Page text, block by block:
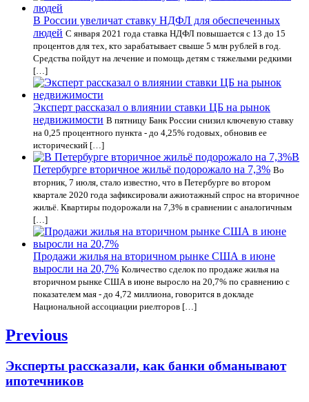
В России увеличат ставку НДФЛ для обеспеченных
людей С января 2021 года ставка НДФЛ повышается с 13 до 15
процентов для тех, кто зарабатывает свыше 5 млн рублей в год.
Средства пойдут на лечение и помощь детям с тяжелыми редкими
[…]
Эксперт рассказал о влиянии ставки ЦБ на рынок
недвижимости В пятницу Банк России снизил ключевую ставку
на 0,25 процентного пункта - до 4,25% годовых, обновив ее
исторический […]
В
Петербурге вторичное жильё подорожало на 7,3% Во
вторник, 7 июля, стало известно, что в Петербурге во втором
квартале 2020 года зафиксировали ажиотажный спрос на вторичное
жильё. Квартиры подорожали на 7,3% в сравнении с аналогичным
[…]
Продажи жилья на вторичном рынке США в июне
выросли на 20,7% Количество сделок по продаже жилья на
вторичном рынке США в июне выросло на 20,7% по сравнению с
показателем мая - до 4,72 миллиона, говорится в докладе
Национальной ассоциации риелторов […]
Навигация
записям
Previous
Previous
Эксперты рассказали, как банки обманывают
ипотечников